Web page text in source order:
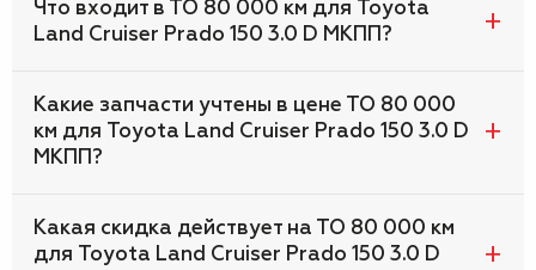
Что входит в ТО 80 000 км для Toyota
Land Cruiser Prado 150 3.0 D МКПП?
Какие запчасти учтены в цене ТО 80 000
км для Toyota Land Cruiser Prado 150 3.0 D
МКПП?
Какая скидка действует на ТО 80 000 км
для Toyota Land Cruiser Prado 150 3.0 D